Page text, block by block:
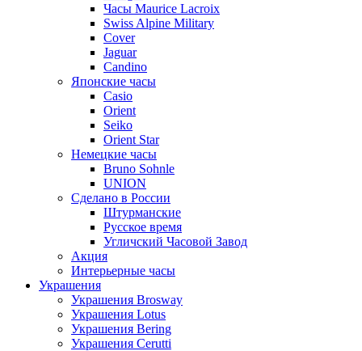
Часы Maurice Lacroix
Swiss Alpine Military
Cover
Jaguar
Candino
Японские часы
Casio
Orient
Seiko
Orient Star
Немецкие часы
Bruno Sohnle
UNION
Сделано в России
Штурманские
Русское время
Угличский Часовой Завод
Акция
Интерьерные часы
Украшения
Украшения Brosway
Украшения Lotus
Украшения Bering
Украшения Cerutti